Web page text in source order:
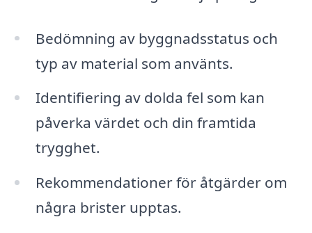
Bedömning av byggnadsstatus och
typ av material som använts.
Identifiering av dolda fel som kan
påverka värdet och din framtida
trygghet.
Rekommendationer för åtgärder om
några brister upptas.